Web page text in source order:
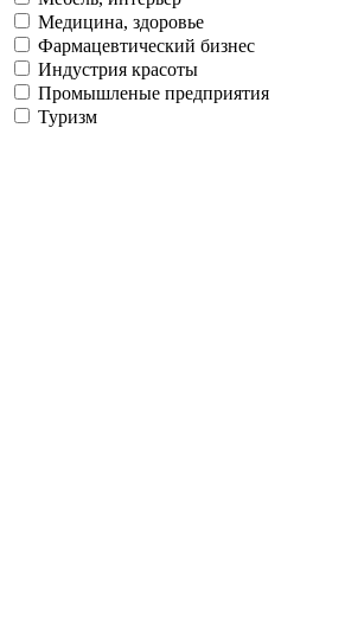
Медицина, здоровье
Фармацевтический бизнес
Индустрия красоты
Промышленые предприятия
Туризм